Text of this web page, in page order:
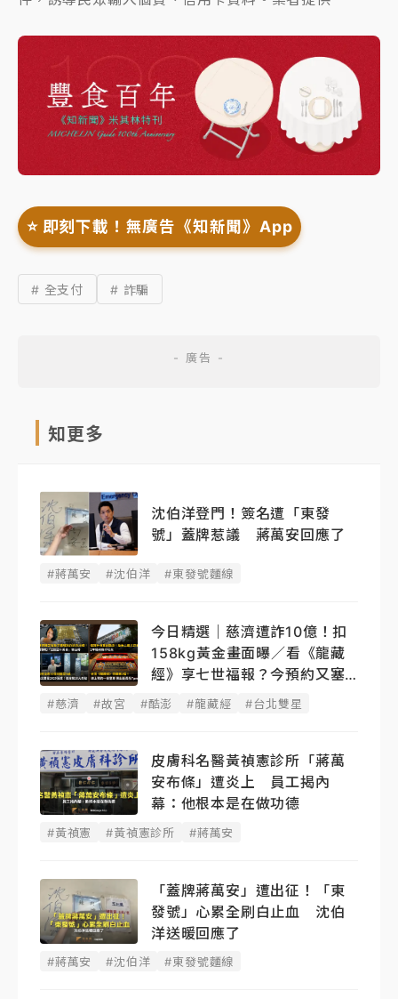
⭐️ 即刻下載！無廣告《知新聞》App
# 全支付 # 詐騙
知更多
沈伯洋登門！簽名遭「東發
號」蓋牌惹議 蔣萬安回應了
#蔣萬安 #沈伯洋 #東發號麵線
今日精選｜慈濟遭詐10億！扣
158kg黃金畫面曝／看《龍藏
經》享七世福報？今預約又塞
了
#慈濟 #故宮 #酷澎 #龍藏經 #台北雙星
皮膚科名醫黃禎憲診所「蔣萬
安布條」遭炎上 員工揭內
幕：他根本是在做功德
#黃禎憲 #黃禎憲診所 #蔣萬安
「蓋牌蔣萬安」遭出征！「東
發號」心累全刷白止血 沈伯
洋送暖回應了
#蔣萬安 #沈伯洋 #東發號麵線